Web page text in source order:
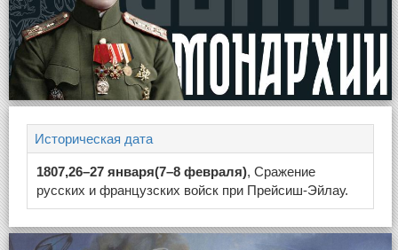
Историческая дата
1807,26–27 января(7–8 февраля), Сражение
русских и французских войск при Прейсиш-Эйлау.